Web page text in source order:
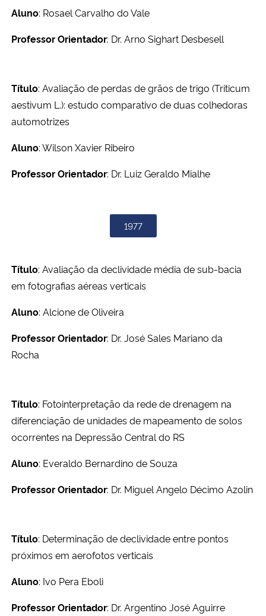
Aluno: Rosael Carvalho do Vale
Professor Orientador: Dr. Arno Sighart Desbesell
Título: Avaliação de perdas de grãos de trigo (Triticum
aestivum L.): estudo comparativo de duas colhedoras
automotrizes
Aluno: Wilson Xavier Ribeiro
Professor Orientador: Dr. Luiz Geraldo Mialhe
1977
Título: Avaliação da declividade média de sub-bacia
em fotografias aéreas verticais
Aluno: Alcione de Oliveira
Professor Orientador: Dr. José Sales Mariano da
Rocha
Título: Fotointerpretação da rede de drenagem na
diferenciação de unidades de mapeamento de solos
ocorrentes na Depressão Central do RS
Aluno: Everaldo Bernardino de Souza
Professor Orientador: Dr. Miguel Angelo Décimo Azolin
Título: Determinação de declividade entre pontos
próximos em aerofotos verticais
Aluno: Ivo Pera Eboli
Professor Orientador: Dr. Argentino José Aguirre